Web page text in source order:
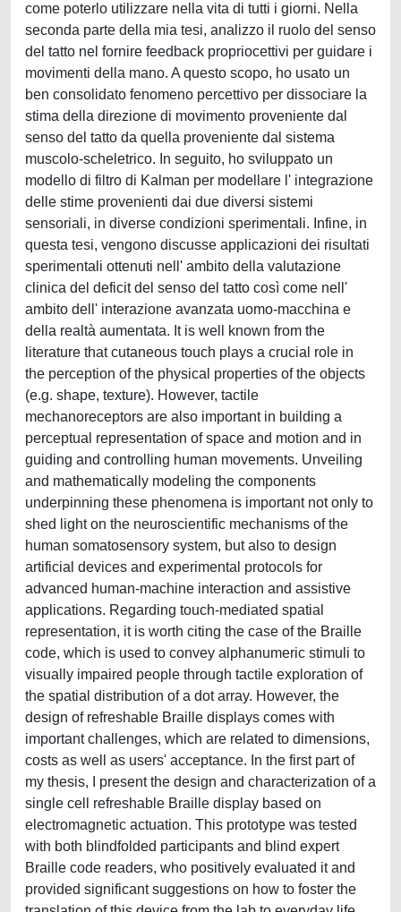
come poterlo utilizzare nella vita di tutti i giorni. Nella
seconda parte della mia tesi, analizzo il ruolo del senso
del tatto nel fornire feedback propriocettivi per guidare i
movimenti della mano. A questo scopo, ho usato un
ben consolidato fenomeno percettivo per dissociare la
stima della direzione di movimento proveniente dal
senso del tatto da quella proveniente dal sistema
muscolo-scheletrico. In seguito, ho sviluppato un
modello di filtro di Kalman per modellare l' integrazione
delle stime provenienti dai due diversi sistemi
sensoriali, in diverse condizioni sperimentali. Infine, in
questa tesi, vengono discusse applicazioni dei risultati
sperimentali ottenuti nell' ambito della valutazione
clinica del deficit del senso del tatto così come nell'
ambito dell' interazione avanzata uomo-macchina e
della realtà aumentata. It is well known from the
literature that cutaneous touch plays a crucial role in
the perception of the physical properties of the objects
(e.g. shape, texture). However, tactile
mechanoreceptors are also important in building a
perceptual representation of space and motion and in
guiding and controlling human movements. Unveiling
and mathematically modeling the components
underpinning these phenomena is important not only to
shed light on the neuroscientific mechanisms of the
human somatosensory system, but also to design
artificial devices and experimental protocols for
advanced human-machine interaction and assistive
applications. Regarding touch-mediated spatial
representation, it is worth citing the case of the Braille
code, which is used to convey alphanumeric stimuli to
visually impaired people through tactile exploration of
the spatial distribution of a dot array. However, the
design of refreshable Braille displays comes with
important challenges, which are related to dimensions,
costs as well as users' acceptance. In the first part of
my thesis, I present the design and characterization of a
single cell refreshable Braille display based on
electromagnetic actuation. This prototype was tested
with both blindfolded participants and blind expert
Braille code readers, who positively evaluated it and
provided significant suggestions on how to foster the